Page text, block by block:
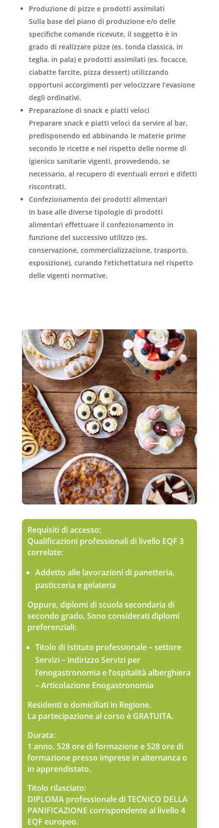
Produzione di pizze e prodotti assimilati
Sulla base del piano di produzione e/o delle
specifiche comande ricevute, il soggetto è in
grado di realizzare pizze (es. tonda classica, in
teglia, in pala) e prodotti assimilati (es. focacce,
ciabatte farcite, pizza dessert) utilizzando
opportuni accorgimenti per velocizzare l’evasione
degli ordinativi.
​Preparazione di snack e piatti veloci
Preparare snack e piatti veloci da servire al bar,
predisponendo ed abbinando le materie prime
secondo le ricette e nel rispetto delle norme di
igienico sanitarie vigenti, provvedendo, se
necessario, al recupero di eventuali errori e difetti
riscontrati.
Confezionamento dei prodotti alimentari
In base alle diverse tipologie di prodotti
alimentari effettuare il confezionamento in
funzione del successivo utilizzo (es.
conservazione, commercializzazione, trasporto,
esposizione), curando l’etichettatura nel rispetto
delle vigenti normative.
Requisiti di accesso:
Qualificazioni professionali di livello EQF 3
correlate:
Addetto alle lavorazioni di panetteria,
pasticceria e gelateria
Oppure, diplomi di scuola secondaria di
secondo grado. Sono considerati diplomi
preferenziali:
Titolo di Istituto professionale – settore
Servizi – indirizzo Servizi per
l’enogastronomia e l’ospitalità alberghiera
– Articolazione Enogastronomia
Residenti o domiciliati in Regione.
La partecipazione al corso è GRATUITA.
Durata:
1 anno. 528 ore di formazione e 528 ore di
formazione presso imprese in alternanza o
in apprendistato.
Titolo rilasciato:
DIPLOMA professionale di TECNICO DELLA
PANIFICAZIONE corrispondente al livello 4
EQF europeo.